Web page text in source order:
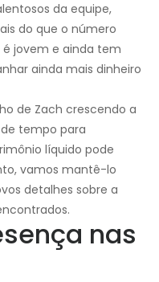
da equipe,
do que o número
é jovem e ainda tem
ainda mais dinheiro
de Zach crescendo a
tempo para
líquido pode
vamos mantê-lo
detalhes sobre a
nas